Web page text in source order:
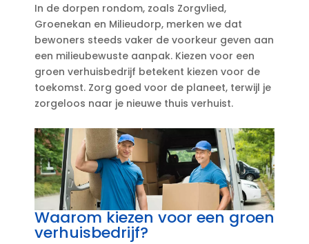
In de dorpen rondom, zoals Zorgvlied,
Groenekan en Milieudorp, merken we dat
bewoners steeds vaker de voorkeur geven aan
een milieubewuste aanpak.​ Kiezen voor een
groen verhuisbedrijf betekent kiezen voor de
toekomst.​ Zorg goed voor de planeet, terwijl je
zorgeloos naar je nieuwe thuis verhuist.​
Waarom kiezen voor een groen
verhuisbedrijf?